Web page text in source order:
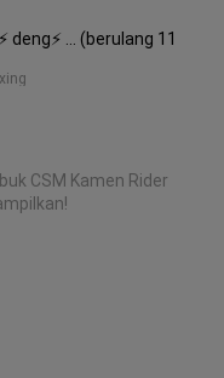
deng⚡️ … (berulang 11
CSM Kamen Rider